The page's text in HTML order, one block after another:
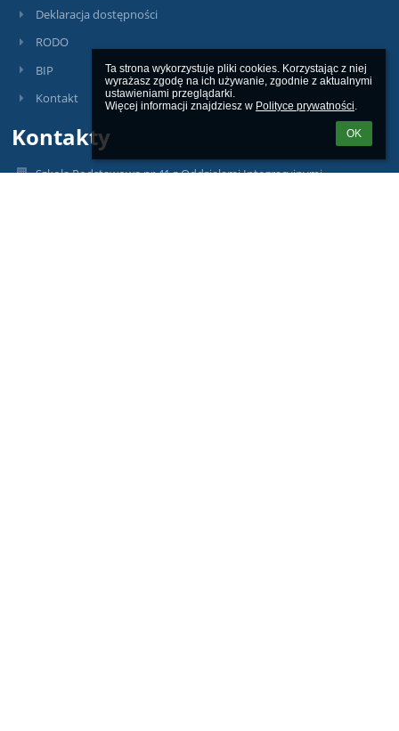
Ta strona wykorzystuje pliki cookies. Korzystając z niej
wyrażasz zgodę na ich używanie, zgodnie z aktualnymi
ustawieniami przeglądarki.
Więcej informacji znajdziesz w Polityce prywatności.
OK
Deklaracja dostępności
RODO
BIP
Kontakt
Kontakty
Szkoła Podstawowa nr 41 z Oddziałami Integracyjnymi